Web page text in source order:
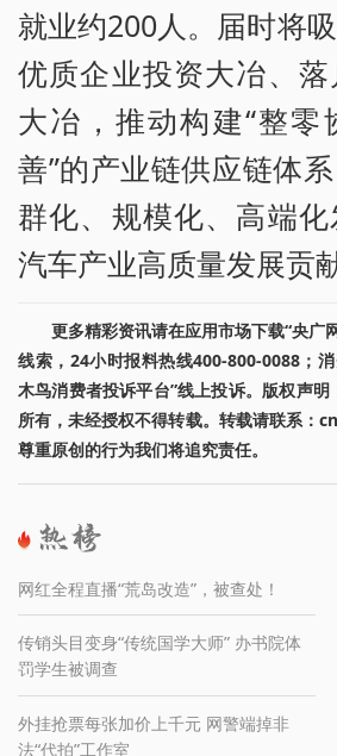
就业约200人。届时将
优质企业投资大冶、
大冶，推动构建“整零
善”的产业链供应链体
群化、规模化、高端
汽车产业高质量发展贡
更多精彩资讯请在应用市场下载“央广
线索，24小时报料热线400-800-0088；
木鸟消费者投诉平台”线上投诉。版权声
所有，未经授权不得转载。转载请联系：
尊重原创的行为我们将追究责任。
网红全程直播“荒岛改造”，被查处！
传销头目变身“传统国学大师” 办书院体
罚学生被调查
外挂抢票每张加价上千元 网警端掉非
法“代拍”工作室